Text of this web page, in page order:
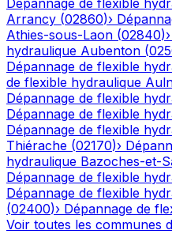
Dépannage de flexible
Arrancy (02860)›
Athies-sous-Laon (02840)›
hydraulique Aubenton (
Dépannage de flexible
de flexible hydraulique
Dépannage de flexible
Dépannage de flexible
Dépannage de flexible
Thiérache (02170)›
hydraulique Bazoches-et-
Dépannage de flexible
Dépannage de flexible
(02400)› Dépannage de
Voir toutes les communes